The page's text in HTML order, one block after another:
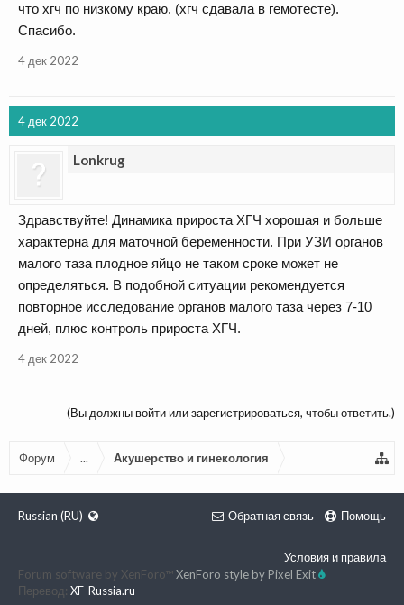
что хгч по низкому краю. (хгч сдавала в гемотесте).
Спасибо.
4 дек 2022
4 дек 2022
Lonkrug
Здравствуйте! Динамика прироста ХГЧ хорошая и больше
характерна для маточной беременности. При УЗИ органов
малого таза плодное яйцо не таком сроке может не
определяться. В подобной ситуации рекомендуется
повторное исследование органов малого таза через 7-10
дней, плюс контроль прироста ХГЧ.
4 дек 2022
(Вы должны войти или зарегистрироваться, чтобы ответить.)
Форум ... Акушерство и гинекология
Russian (RU) Обратная связь Помощь
Условия и правила
Forum software by XenForo™XenForo style by Pixel Exit
Перевод: XF-Russia.ru